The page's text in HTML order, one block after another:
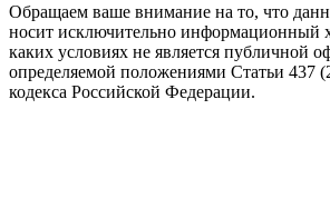
Обращаем ваше внимание на то, что
носит исключительно информационный
каких условиях не является публичной
определяемой положениями Статьи 437
кодекса Российской Федерации.